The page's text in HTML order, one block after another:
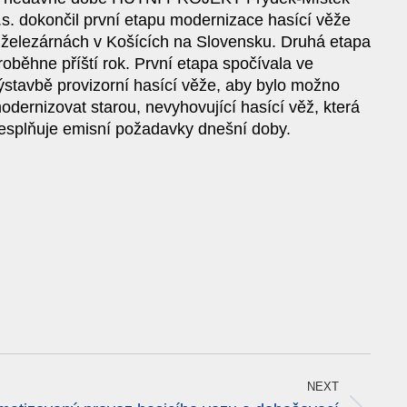
dokončil první etapu modernizace hasící věže
v Košících na Slovensku. Druhá etapa
příští rok. První etapa spočívala ve
provizorní hasící věže, aby bylo možno
starou, nevyhovující hasící věž, která
emisní požadavky dnešní doby.
NEXT